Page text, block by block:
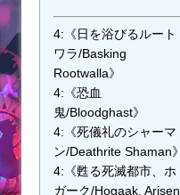
4:《日を浴びるルート
ワラ/Basking
Rootwalla》
4:《恐血
鬼/Bloodghast》
4:《死儀礼のシャーマ
ン/Deathrite Shaman》
4:《甦る死滅都市、ホ
ガーク/Hogaak, Arisen